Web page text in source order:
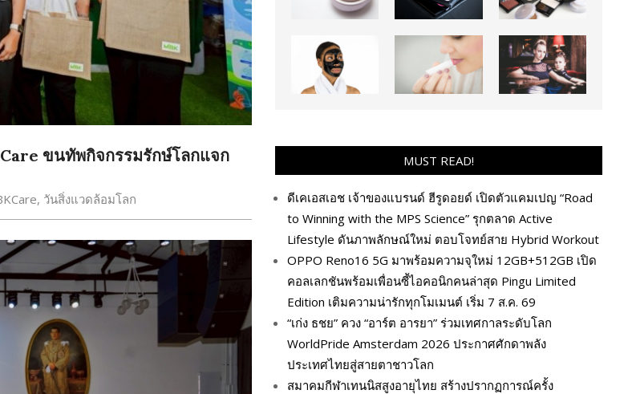
ขนทัพกิจกรรมรักษ์โลกแจก
, วันสิ่งแวดล้อมโลก
MUST READ!
ดีเคเอสเอช เจ้าของแบรนด์ ฮีรูดอยด์ เปิดตัวแคมเปญ “Road
to Winning with the MPS Science” รุกตลาด Active
Lifestyle ดันภาพลักษณ์ใหม่ ตอบโจทย์สาย Hybrid Workout
OPPO Reno16 5G มาพร้อมความจุใหม่ 12GB+512GB เปิด
คอลเลกชันพร้อมเพื่อนซี้ไอคอนิกคนล่าสุด Pingu Limited
Edition เติมความน่ารักทุกโมเมนต์ เริ่ม 7 ส.ค. 69
“เก่ง ธชย” ควง “อาร์ต อารยา” ร่วมเทศกาลระดับโลก
WorldPride Amsterdam 2026 ประกาศศักดาพลัง
ประเทศไทยสู่สายตาชาวโลก
สมาคมกีฬาเทนนิสสูงอายุไทย สร้างปรากฏการณ์ครั้ง